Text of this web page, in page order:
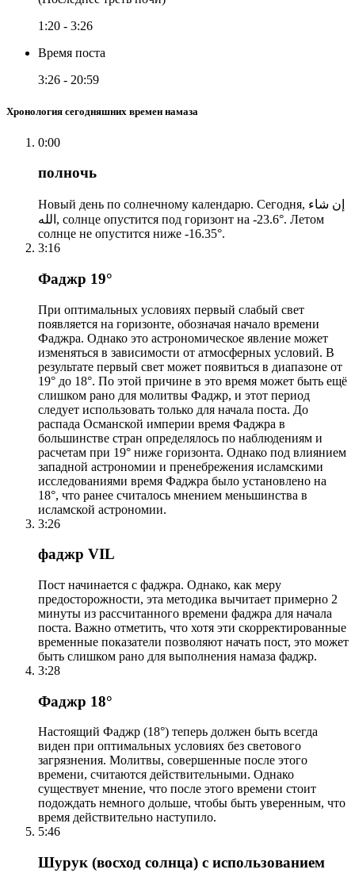
1:20 - 3:26
Время поста
3:26 - 20:59
Хронология сегодняшних времен намаза
0:00
полночь
Новый день по солнечному календарю. Сегодня, إن شاء
الله, солнце опустится под горизонт на -23.6°. Летом
солнце не опустится ниже -16.35°.
3:16
Фаджр 19°
При оптимальных условиях первый слабый свет
появляется на горизонте, обозначая начало времени
Фаджра. Однако это астрономическое явление может
изменяться в зависимости от атмосферных условий. В
результате первый свет может появиться в диапазоне от
19° до 18°. По этой причине в это время может быть ещё
слишком рано для молитвы Фаджр, и этот период
следует использовать только для начала поста. До
распада Османской империи время Фаджра в
большинстве стран определялось по наблюдениям и
расчетам при 19° ниже горизонта. Однако под влиянием
западной астрономии и пренебрежения исламскими
исследованиями время Фаджра было установлено на
18°, что ранее считалось мнением меньшинства в
исламской астрономии.
3:26
фаджр VIL
Пост начинается с фаджра. Однако, как меру
предосторожности, эта методика вычитает примерно 2
минуты из рассчитанного времени фаджра для начала
поста. Важно отметить, что хотя эти скорректированные
временные показатели позволяют начать пост, это может
быть слишком рано для выполнения намаза фаджр.
3:28
Фаджр 18°
Настоящий Фаджр (18°) теперь должен быть всегда
виден при оптимальных условиях без светового
загрязнения. Молитвы, совершенные после этого
времени, считаются действительными. Однако
существует мнение, что после этого времени стоит
подождать немного дольше, чтобы быть уверенным, что
время действительно наступило.
5:46
Шурук (восход солнца) с использованием